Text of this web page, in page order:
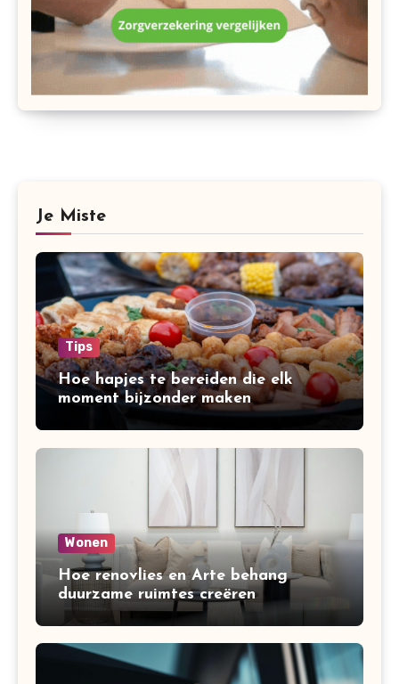
Je Miste
Tips
Hoe hapjes te bereiden die elk
moment bijzonder maken
Wonen
Hoe renovlies en Arte behang
duurzame ruimtes creëren